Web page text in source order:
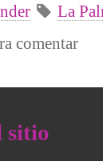
La
comentar
sitio